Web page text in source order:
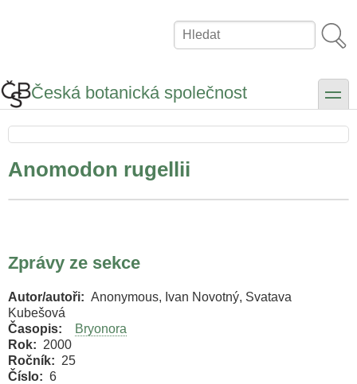
Hledat
Česká botanická společnost toggle
Anomodon rugellii
Zprávy ze sekce
Autor/autoři
Anonymous, Ivan Novotný, Svatava
Kubešová
Časopis
Bryonora
Rok
2000
Ročník
25
Číslo
6